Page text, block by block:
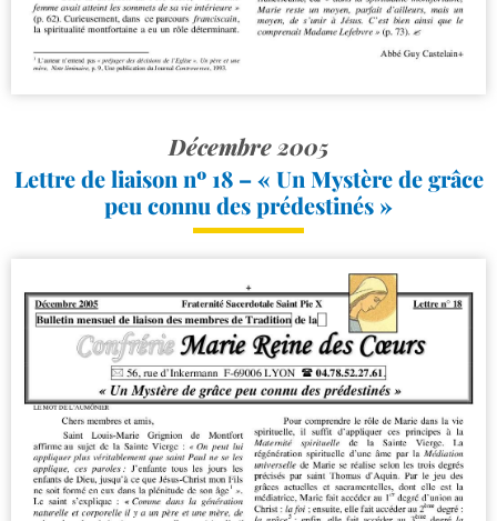
Décembre 2005
Lettre de liaison nº 18 – « Un Mystère de grâce
peu connu des prédestinés »